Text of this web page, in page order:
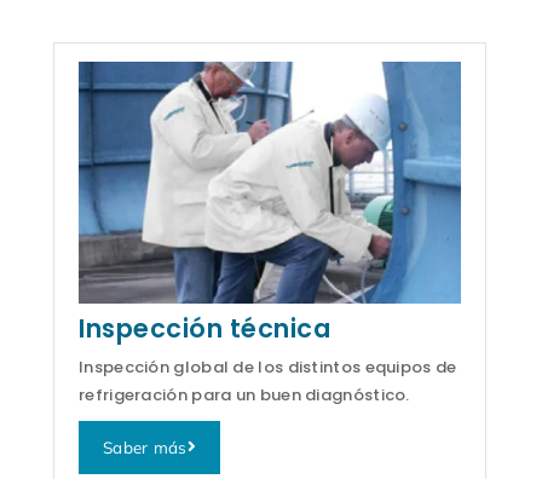
Inspección técnica
Inspección global de los distintos equipos de
refrigeración para un buen diagnóstico.
Saber más